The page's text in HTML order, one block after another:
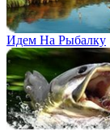
Идем На Рыбалку